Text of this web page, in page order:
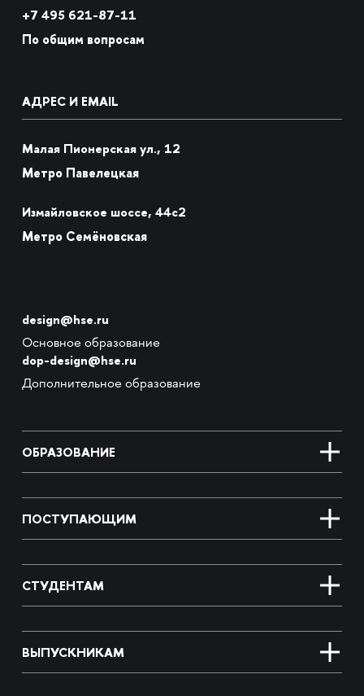
+7 495 621-87-11
По общим вопросам
АДРЕС И EMAIL
Малая Пионерская ул., 12
Метро Павелецкая
Измайловское шоссе, 44с2
Метро Семёновская
design@hse.ru
Основное образование
dop-design@hse.ru
Дополнительное образование
ОБРАЗОВАНИЕ
ПОСТУПАЮЩИМ
СТУДЕНТАМ
ВЫПУСКНИКАМ